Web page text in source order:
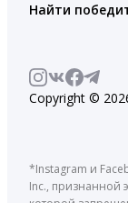
Найти
Copyright ©
*Instagram и
Inc., признанной